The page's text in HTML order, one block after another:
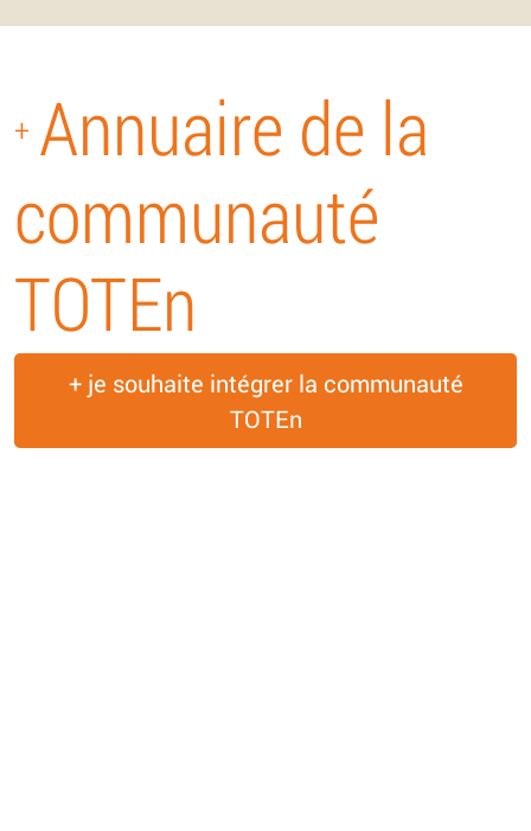
+ Annuaire de la
communauté
TOTEn
+ je souhaite intégrer la communauté
TOTEn